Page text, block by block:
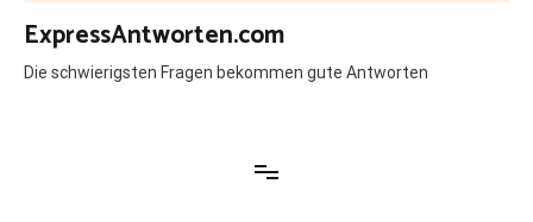
Zum
Inhalt
springen
ExpressAntworten.com
Die schwierigsten Fragen bekommen gute Antworten